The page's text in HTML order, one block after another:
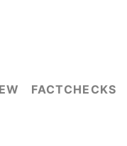
FACTCHECKS